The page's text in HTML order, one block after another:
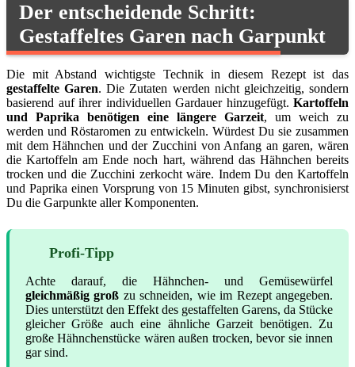
Der entscheidende Schritt:
Gestaffeltes Garen nach Garpunkt
Die mit Abstand wichtigste Technik in diesem Rezept ist das
gestaffelte Garen. Die Zutaten werden nicht gleichzeitig, sondern
basierend auf ihrer individuellen Gardauer hinzugefügt. Kartoffeln
und Paprika benötigen eine längere Garzeit, um weich zu
werden und Röstaromen zu entwickeln. Würdest Du sie zusammen
mit dem Hähnchen und der Zucchini von Anfang an garen, wären
die Kartoffeln am Ende noch hart, während das Hähnchen bereits
trocken und die Zucchini zerkocht wäre. Indem Du den Kartoffeln
und Paprika einen Vorsprung von 15 Minuten gibst, synchronisierst
Du die Garpunkte aller Komponenten.
Profi-Tipp
Achte darauf, die Hähnchen- und Gemüsewürfel
gleichmäßig groß zu schneiden, wie im Rezept angegeben.
Dies unterstützt den Effekt des gestaffelten Garens, da Stücke
gleicher Größe auch eine ähnliche Garzeit benötigen. Zu
große Hähnchenstücke wären außen trocken, bevor sie innen
gar sind.